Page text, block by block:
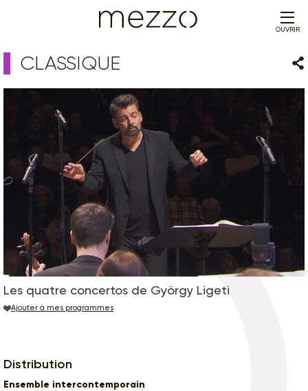
OUVRIR
CLASSIQUE
Les quatre concertos de György Ligeti
Ajouter à mes programmes
Distribution
Ensemble intercontemporain